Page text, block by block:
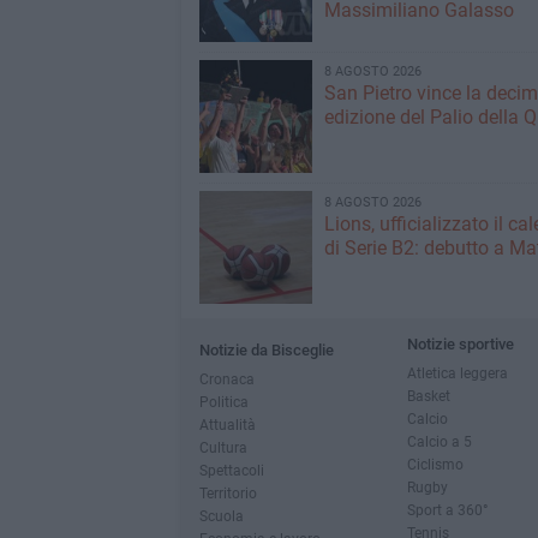
Massimiliano Galasso
8 AGOSTO 2026
San Pietro vince la
edizione del Palio della
8 AGOSTO 2026
Lions, ufficializzato il
di Serie B2: debutto a
Notizie da Bisceglie
Cronaca
Politica
Attualità
Cultura
Spettacoli
Territorio
Scuola
Notizie sportive
Atletica leggera
Basket
Calcio
Calcio a 5
Ciclismo
Rugby
Sport a 360°
Tennis